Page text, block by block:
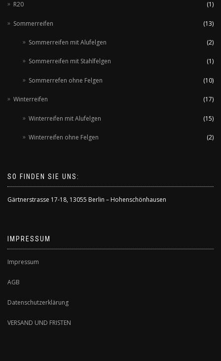
R20 (1)
Sommerreifen (13)
Sommerreifen mit Alufelgen (2)
Sommerreifen mit Stahlfelgen (1)
Sommerrefen ohne Felgen (10)
Winterreifen (17)
Winterreifen mit Alufelgen (15)
Winterreifen ohne Felgen (2)
SO FINDEN SIE UNS:
Gärtnerstrasse 17-18, 13055 Berlin – Hohenschönhausen
IMPRESSUM
Impressum
AGB
Datenschutzerklärung
VERSAND UND FRISTEN